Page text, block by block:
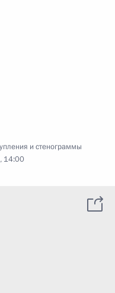
и стенограммы
14:00